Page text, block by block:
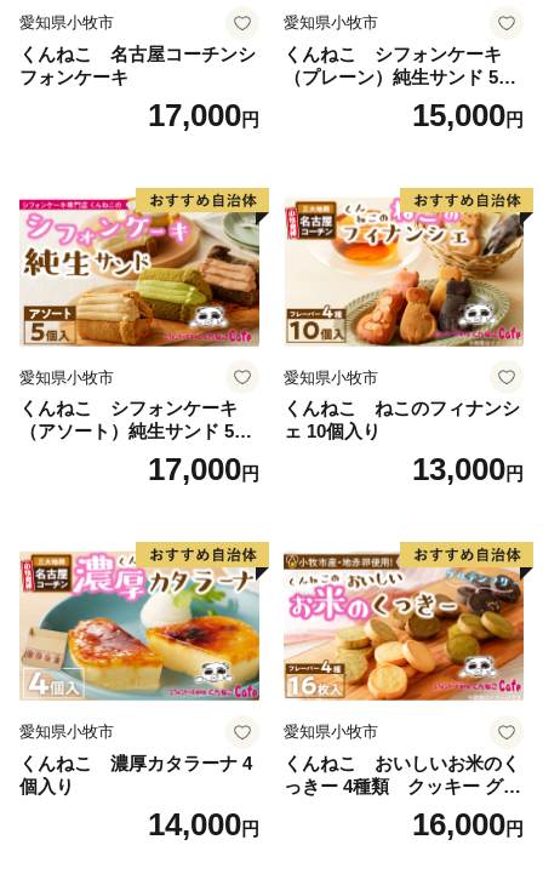
愛知県小牧市
くんねこ 名古屋コーチンシ
フォンケーキ
17,000円
愛知県小牧市
くんねこ シフォンケーキ
（プレーン）純生サンド 5個
15,000円
愛知県小牧市
くんねこ シフォンケーキ
（アソート）純生サンド 5個
17,000円
愛知県小牧市
くんねこ ねこのフィナンシ
ェ 10個入り
13,000円
愛知県小牧市
くんねこ 濃厚カタラーナ 4
個入り
14,000円
愛知県小牧市
くんねこ おいしいお米のく
っきー 4種類 クッキー グル
16,000円